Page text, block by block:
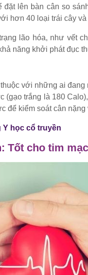
đặt lên bàn cân so
hơn 40 loại trái cây và
lão hóa, như vết
năng khởi phát đục
với những ai
(gạo trắng là 180
để kiểm soát cân
Y học cổ truyền
Tốt cho tim